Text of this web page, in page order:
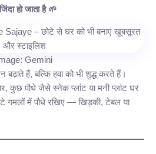
हो जाता है 🌱
Gemini
हैं, बल्कि हवा को भी शुद्ध करते हैं।
कुछ पौधे जैसे स्नेक प्लांट या मनी प्लांट घर
गमलों में पौधे रखिए — खिड़की, टेबल या